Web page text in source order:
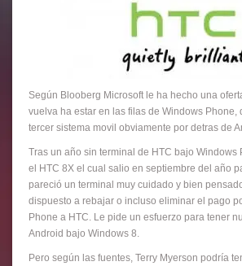
Según Blooberg Microsoft le ha hecho una
vuelva ha estar en las filas de Windows Phone,
tercer sistema movil obviamente por detras de
Tras un año sin terminal de HTC bajo Windows
el HTC 8X el cual salio en septiembre del año
pareció un terminal muy cuidado y bien
dispuesto a rebajar o incluso eliminar el pago
Phone a HTC. Le pide un esfuerzo para tener
Android bajo Windows 8.
Pero según las fuentes, Terry Myerson podría